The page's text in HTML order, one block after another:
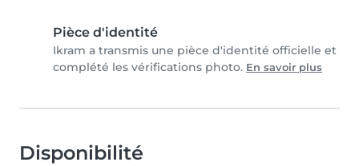
Pièce d'identité
Ikram a transmis une pièce d'identité officielle et
complété les vérifications photo. En savoir plus
Disponibilité